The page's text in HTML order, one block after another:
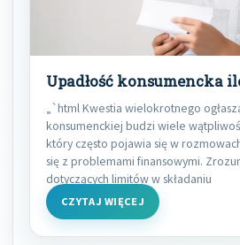
Upadłość konsumencka
„`html Kwestia wielokrotnego
konsumenckiej budzi wiele
który często pojawia się w
się z problemami finansowymi.
dotyczących limitów w składaniu
CZYTAJ WIĘCEJ